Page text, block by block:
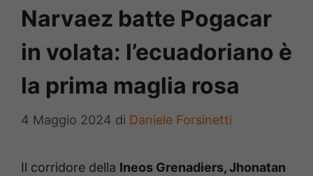
Narvaez batte Pogacar
in volata: l’ecuadoriano è
la prima maglia rosa
4 Maggio 2024 di Daniele Forsinetti
Il corridore della Ineos Grenadiers, Jhonatan